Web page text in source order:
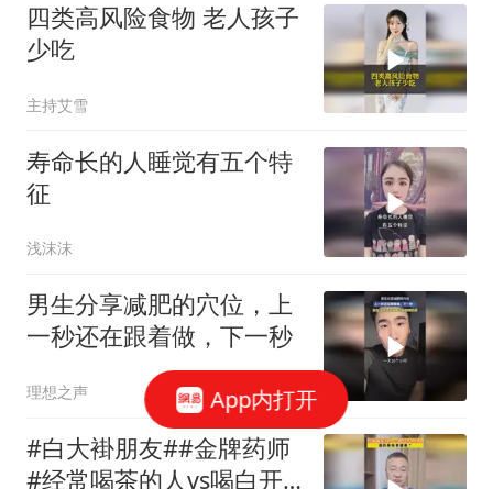
四类高风险食物 老人孩子
少吃
主持艾雪
寿命长的人睡觉有五个特
征
浅沫沫
男生分享减肥的穴位，上
一秒还在跟着做，下一秒
理想之声
#白大褂朋友##金牌药师
#经常喝茶的人vs喝白开
App内打开